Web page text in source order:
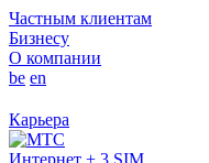
Частным клиентам
Бизнесу
О компании
be en
Карьера
Интернет + 3 SIM